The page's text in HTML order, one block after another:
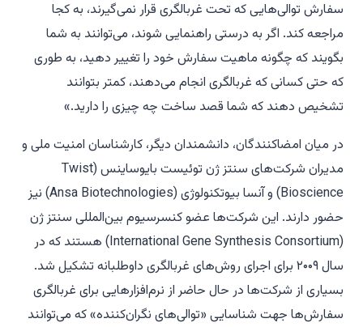
سفارش توالی‌هایی که تحت غربالگری قرار نمی‌گیرند، به کجا
مراجعه کند. اگر به درستی راهنمایی شوند، می‌توانند به شما
بگویند که چگونه ماهیت سفارش خود را تغییر دهید، به طوری
که حتی کسانی که غربالگری انجام می‌دهند، کمتر بتوانند
تشخیص دهند که شما قصد ساخت چه چیزی را دارید.»
در میان امضاکنندگان، دانشمندان دیگر، کارشناسان امنیت ملی و
مدیران شرکت‌های سنتز ژن توئیست بایوساینس (Twist
Bioscience) و آنسا بیوتکنولوژی (Ansa Biotechnologies) نیز
حضور دارند. این شرکت‌ها عضو کنسرسیوم بین‌المللی سنتز ژن
(International Gene Synthesis Consortium) هستند که در
سال ۲۰۰۹ برای اجرای روش‌های غربالگری داوطلبانه تشکیل شد.
بسیاری از شرکت‌ها در حال حاضر از نرم‌افزارهایی برای غربالگری
سفارش‌ها جهت شناسایی «توالی‌های نگران‌کننده» که می‌توانند